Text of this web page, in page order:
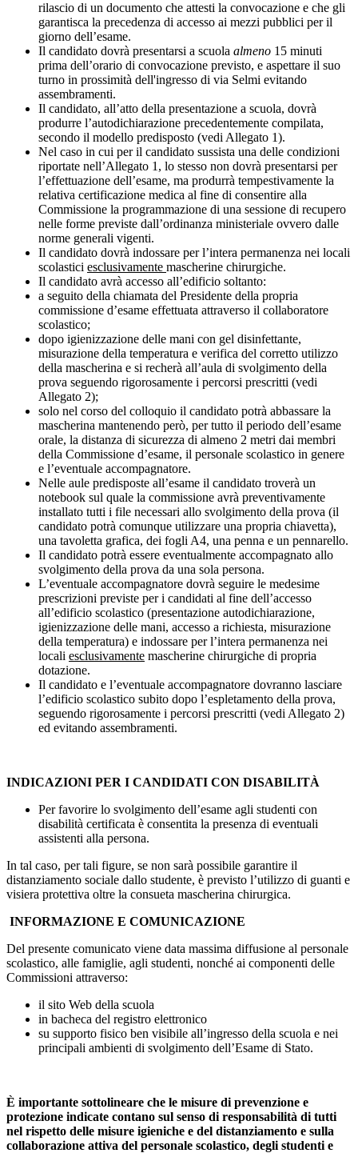
rilascio di un documento che attesti la convocazione e che gli
garantisca la precedenza di accesso ai mezzi pubblici per il
giorno dell’esame.
Il candidato dovrà presentarsi a scuola almeno 15 minuti
prima dell’orario di convocazione previsto, e aspettare il suo
turno in prossimità dell'ingresso di via Selmi evitando
assembramenti.
Il candidato, all’atto della presentazione a scuola, dovrà
produrre l’autodichiarazione precedentemente compilata,
secondo il modello predisposto (vedi Allegato 1).
Nel caso in cui per il candidato sussista una delle condizioni
riportate nell’Allegato 1, lo stesso non dovrà presentarsi per
l’effettuazione dell’esame, ma produrrà tempestivamente la
relativa certificazione medica al fine di consentire alla
Commissione la programmazione di una sessione di recupero
nelle forme previste dall’ordinanza ministeriale ovvero dalle
norme generali vigenti.
Il candidato dovrà indossare per l’intera permanenza nei locali
scolastici esclusivamente mascherine chirurgiche.
Il candidato avrà accesso all’edificio soltanto:
a seguito della chiamata del Presidente della propria
commissione d’esame effettuata attraverso il collaboratore
scolastico;
dopo igienizzazione delle mani con gel disinfettante,
misurazione della temperatura e verifica del corretto utilizzo
della mascherina e si recherà all’aula di svolgimento della
prova seguendo rigorosamente i percorsi prescritti (vedi
Allegato 2);
solo nel corso del colloquio il candidato potrà abbassare la
mascherina mantenendo però, per tutto il periodo dell’esame
orale, la distanza di sicurezza di almeno 2 metri dai membri
della Commissione d’esame, il personale scolastico in genere
e l’eventuale accompagnatore.
Nelle aule predisposte all’esame il candidato troverà un
notebook sul quale la commissione avrà preventivamente
installato tutti i file necessari allo svolgimento della prova (il
candidato potrà comunque utilizzare una propria chiavetta),
una tavoletta grafica, dei fogli A4, una penna e un pennarello.
Il candidato potrà essere eventualmente accompagnato allo
svolgimento della prova da una sola persona.
L’eventuale accompagnatore dovrà seguire le medesime
prescrizioni previste per i candidati al fine dell’accesso
all’edificio scolastico (presentazione autodichiarazione,
igienizzazione delle mani, accesso a richiesta, misurazione
della temperatura) e indossare per l’intera permanenza nei
locali esclusivamente mascherine chirurgiche di propria
dotazione.
Il candidato e l’eventuale accompagnatore dovranno lasciare
l’edificio scolastico subito dopo l’espletamento della prova,
seguendo rigorosamente i percorsi prescritti (vedi Allegato 2)
ed evitando assembramenti.
INDICAZIONI PER I CANDIDATI CON DISABILITÀ
Per favorire lo svolgimento dell’esame agli studenti con
disabilità certificata è consentita la presenza di eventuali
assistenti alla persona.
In tal caso, per tali figure, se non sarà possibile garantire il
distanziamento sociale dallo studente, è previsto l’utilizzo di guanti e
visiera protettiva oltre la consueta mascherina chirurgica.
INFORMAZIONE E COMUNICAZIONE
Del presente comunicato viene data massima diffusione al personale
scolastico, alle famiglie, agli studenti, nonché ai componenti delle
Commissioni attraverso:
il sito Web della scuola
in bacheca del registro elettronico
su supporto fisico ben visibile all’ingresso della scuola e nei
principali ambienti di svolgimento dell’Esame di Stato.
È importante sottolineare che le misure di prevenzione e
protezione indicate contano sul senso di responsabilità di tutti
nel rispetto delle misure igieniche e del distanziamento e sulla
collaborazione attiva del personale scolastico, degli studenti e